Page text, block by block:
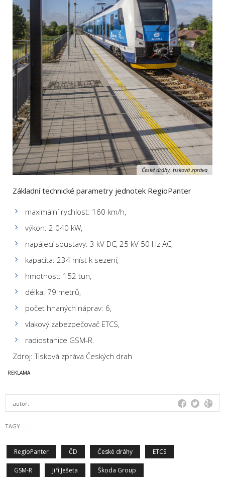
České dráhy, tisková zpráva
Základní technické parametry jednotek RegioPanter
maximální rychlost: 160 km/h,
výkon: 2 040 kW,
napájecí soustavy: 3 kV DC, 25 kV 50 Hz AC,
kapacita: 234 míst k sezení,
hmotnost: 152 tun,
délka: 79 metrů,
počet hnaných náprav: 6,
vlakový zabezpečovač ETCS,
radiostanice GSM-R.
Zdroj: Tisková zpráva Českých drah
autor:
TAGY
RegioPanter ČD České dráhy ETCS
GSM-R Jiří Ješeta Škoda Group